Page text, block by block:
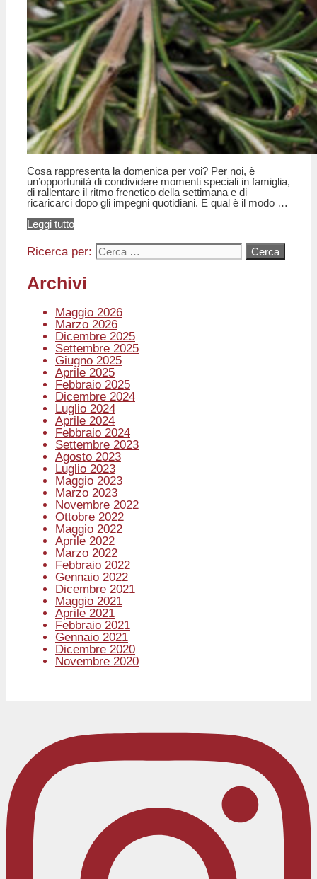
Cosa rappresenta la domenica per voi? Per noi, è
un’opportunità di condividere momenti speciali in famiglia,
di rallentare il ritmo frenetico della settimana e di
ricaricarci dopo gli impegni quotidiani. E qual è il modo …
Leggi tutto
Ricerca per:
Archivi
Maggio 2026
Marzo 2026
Dicembre 2025
Settembre 2025
Giugno 2025
Aprile 2025
Febbraio 2025
Dicembre 2024
Luglio 2024
Aprile 2024
Febbraio 2024
Settembre 2023
Agosto 2023
Luglio 2023
Maggio 2023
Marzo 2023
Novembre 2022
Ottobre 2022
Maggio 2022
Aprile 2022
Marzo 2022
Febbraio 2022
Gennaio 2022
Dicembre 2021
Maggio 2021
Aprile 2021
Febbraio 2021
Gennaio 2021
Dicembre 2020
Novembre 2020